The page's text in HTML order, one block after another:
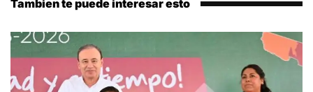
Tambien te puede interesar esto